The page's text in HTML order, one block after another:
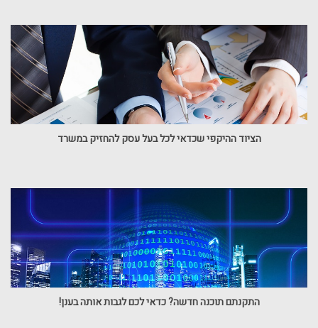
הציוד ההיקפי שכדאי לכל בעל עסק להחזיק במשרד
התקנתם תוכנה חדשה? כדאי לכם לגבות אותה בענן!